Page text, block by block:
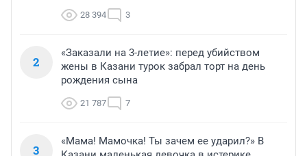
28 394 3
2
«Заказали на 3-летие»: перед убийством
жены в Казани турок забрал торт на день
рождения сына
21 787 7
3
«Мама! Мамочка! Ты зачем ее ударил?» В